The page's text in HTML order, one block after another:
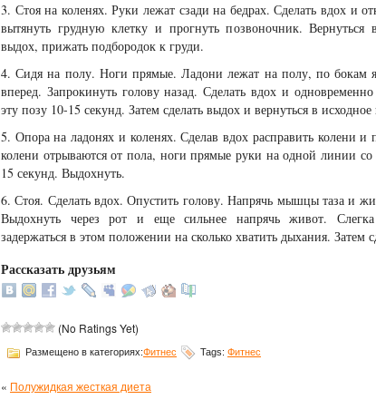
3. Стоя на коленях. Руки лежат сзади на бедрах. Сделать вдох и
вытянуть грудную клетку и прогнуть позвоночник. Вернуться
выдох, прижать подбородок к груди.
4. Сидя на полу. Ноги прямые. Ладони лежат на полу, по бокам
вперед. Запрокинуть голову назад. Сделать вдох и
эту позу 10-15 секунд. Затем сделать выдох и вернуться в
5. Опора на ладонях и коленях. Сделав вдох расправить колени и
колени отрываются от пола, ноги прямые руки на одной линии
15 секунд. Выдохнуть.
6. Стоя. Сделать вдох. Опустить голову. Напрячь мышцы таза и
Выдохнуть через рот и еще сильнее напрячь живот.
задержаться в этом положении на сколько хватить дыхания. Затем
Рассказать друзьям
(No Ratings Yet)
Размещено в категориях:Фитнес Tags: Фитнес
« Полужидкая жесткая диета